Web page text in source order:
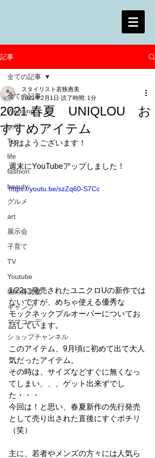
記事
全ての記事
Wedding
golf
Trip
life
fashion
beauty
グルメ
art
展示会
子育て
TV
Youtube
朝の身支度
キャンプ
ママコーデ
ショップチャンネル
全ての記事
2021 春夏 UNIQLOU お
すすめアイテム
スタイリスト若狭惠美
2021年2月1日 読了時間: 1分
おはようございます！
週末にYouTubeアップしました！
https://youtu.be/szZq60-S7Cc
1/22に発売されたユニクロUの新作では
ないですが、めちゃ使える優秀な
モックネックプルオーバーについてお
話しています。
このアイテム、9月頃に初めて出て大人
気だったアイテム。
その時は、サイズなどすぐに無くなっ
てしまい、、、ゲット出来ずでし
た・・・
今回は！と思い、春夏新作の先行発売
として売り出された直後にすぐポチリ
（笑）
主に、若者やメンズの方々には人気ら